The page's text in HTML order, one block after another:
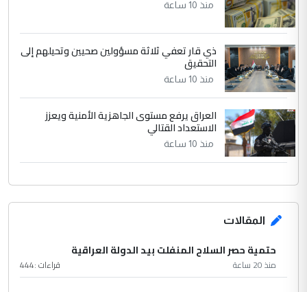
منذ 10 ساعة
ذي قار تعفي ثلاثة مسؤولين صحيين وتحيلهم إلى
التحقيق
منذ 10 ساعة
العراق يرفع مستوى الجاهزية الأمنية ويعزز
الاستعداد القتالي
منذ 10 ساعة
المقالات
حتمية حصر السلاح المنفلت بيد الدولة العراقية
منذ 20 ساعة قراءات :444